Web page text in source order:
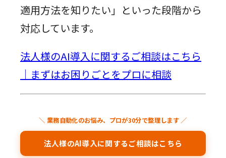
適用方法を知りたい」といった段階から
対応しています。
法人様のAI導入に関するご相談はこちら
｜まずはお困りごとをプロに相談
＼ 業務自動化のお悩み、プロが30分で整理します ／
法人様のAI導入に関するご相談はこちら